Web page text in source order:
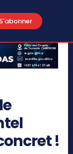
S'abonner
!